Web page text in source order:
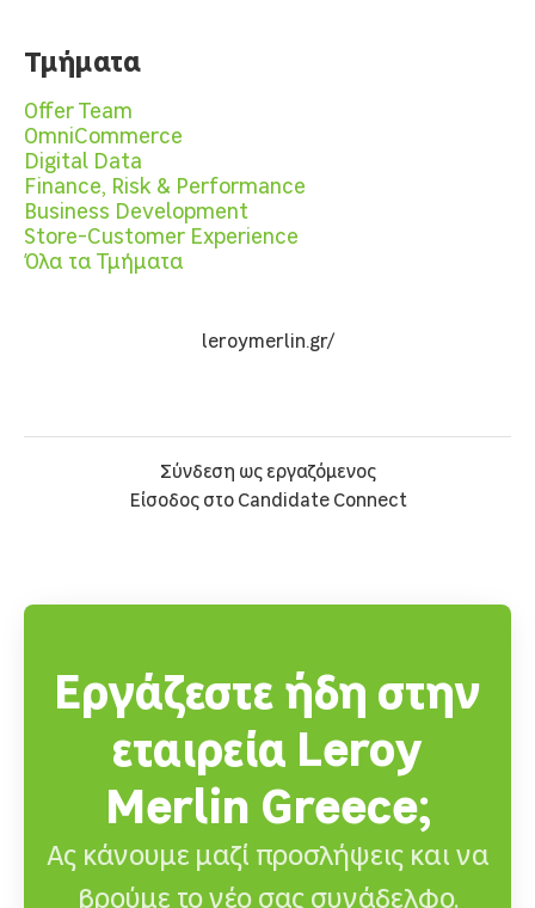
Τμήματα
Offer Team
OmniCommerce
Digital Data
Finance, Risk & Performance
Business Development
Store-Customer Experience
Όλα τα Τμήματα
leroymerlin.gr/
Σύνδεση ως εργαζόμενος
Είσοδος στο Candidate Connect
Εργάζεστε ήδη στην
εταιρεία Leroy
Merlin Greece;
Ας κάνουμε μαζί προσλήψεις και να
βρούμε το νέο σας συνάδελφο.